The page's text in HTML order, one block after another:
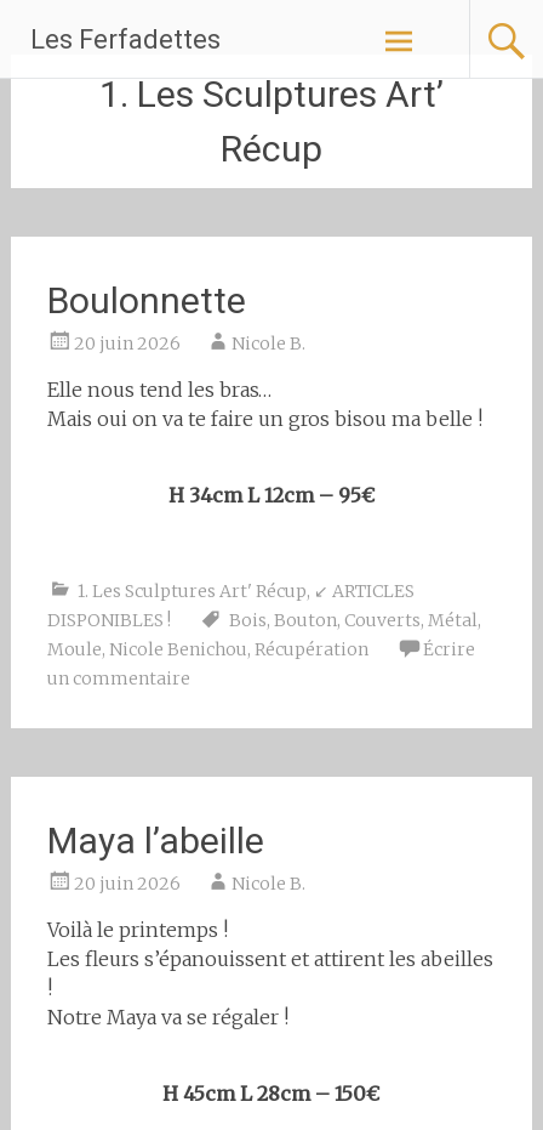
contenu
Les Ferfadettes
1. Les Sculptures Art’
Récup
Boulonnette
20 juin 2026 Nicole B.
Elle nous tend les bras…
Mais oui on va te faire un gros bisou ma belle !
H 34cm L 12cm – 95€
1. Les Sculptures Art' Récup, ↙ ARTICLES
DISPONIBLES !
Bois, Bouton, Couverts, Métal,
Moule, Nicole Benichou, Récupération
Écrire
un commentaire
Maya l’abeille
20 juin 2026 Nicole B.
Voilà le printemps !
Les fleurs s’épanouissent et attirent les abeilles
!
Notre Maya va se régaler !
H 45cm L 28cm – 150€